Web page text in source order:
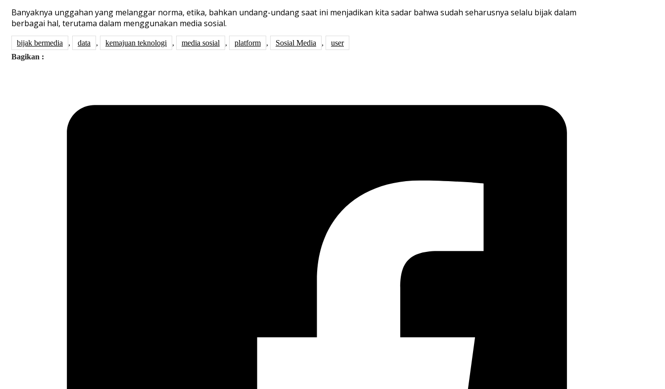
Banyaknya unggahan yang melanggar norma, etika, bahkan undang-undang saat ini menjadikan kita sadar bahwa sudah seharusnya selalu bijak dalam
berbagai hal, terutama dalam menggunakan media sosial.
bijak bermedia , data , kemajuan teknologi , media sosial , platform , Sosial Media ,
user
Bagikan :